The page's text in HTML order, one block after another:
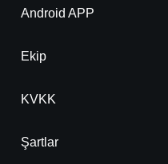
Android APP
Ekip
KVKK
Şartlar